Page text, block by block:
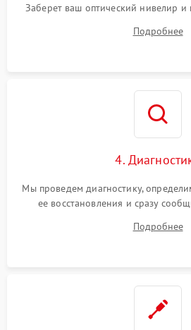
Заберет ваш оптический нивелир и
Подробнее
4.
Мы проведем диагностику,
ее восстановления и сразу
Подробнее